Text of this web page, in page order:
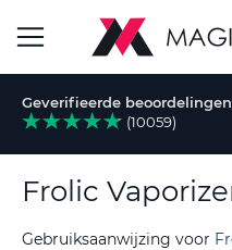
Nav
Geverifieerde beoordelingen
(10059)
Frolic
Gebruiksaanwijzing voor